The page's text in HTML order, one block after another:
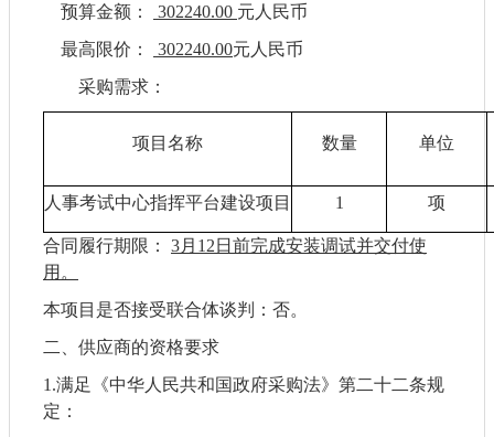
预算金额：
302240.00 元人民币
最高限价：
302240.00元人民币
采购需求：
项目 名称 数量 单位
人事考试中心指挥平台建设项目 1 项
合同履行期限：
3月12日前完成安装调试并交付使
用。
本项目 是否接受联合体谈判 ： 否。
二、 供应商的资格要求
1.满足《中华人民共和国政府采购法》第二十二条规
定：